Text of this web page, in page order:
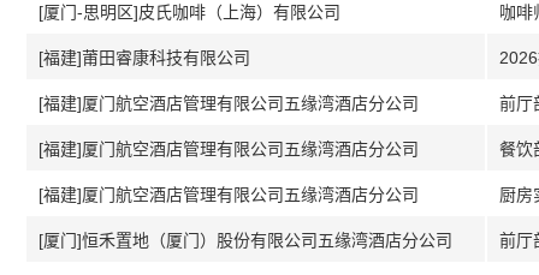
[厦门-思明区]皮氏咖啡（上海）有限公司 咖啡
[福建]莆田睿康科技有限公司
[福建]厦门航空酒店管理有限公司五缘湾酒店分公司 前厅
[福建]厦门航空酒店管理有限公司五缘湾酒店分公司 餐饮
[福建]厦门航空酒店管理有限公司五缘湾酒店分公司 厨房
[厦门]恒禾置地（厦门）股份有限公司五缘湾酒店分公司 前厅